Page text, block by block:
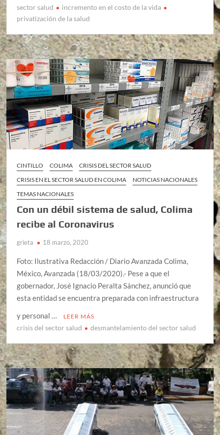
sector salud
incremento en el costo de la vida
privatización de la salud
CINTILLO COLIMA
CRISIS DEL SECTOR SALUD
CRISIS EN EL SECTOR SALUD EN COLIMA
NOTICIAS NACIONALES
TEMAS NACIONALES
Con un débil sistema de salud, Colima
recibe al Coronavirus
grieta 18 marzo, 2020
Foto: Ilustrativa Redacción / Diario Avanzada Colima,
México, Avanzada (18/03/2020).- Pese a que el
gobernador, José Ignacio Peralta Sánchez, anunció que
esta entidad se encuentra preparada con infraestructura
y personal …
LEER MÁS
crisis del sector salud desmantelamiento del sector salud